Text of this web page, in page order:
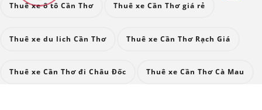
Thuê xe ô tô Cần Thơ Thuê xe Cần Thơ giá rẻ
Thuê xe du lich Cần Thơ Thuê xe Cần Thơ Rạch Giá
Thuê xe Cần Thơ đi Châu Đốc Thuê xe Cần Thơ Cà Mau